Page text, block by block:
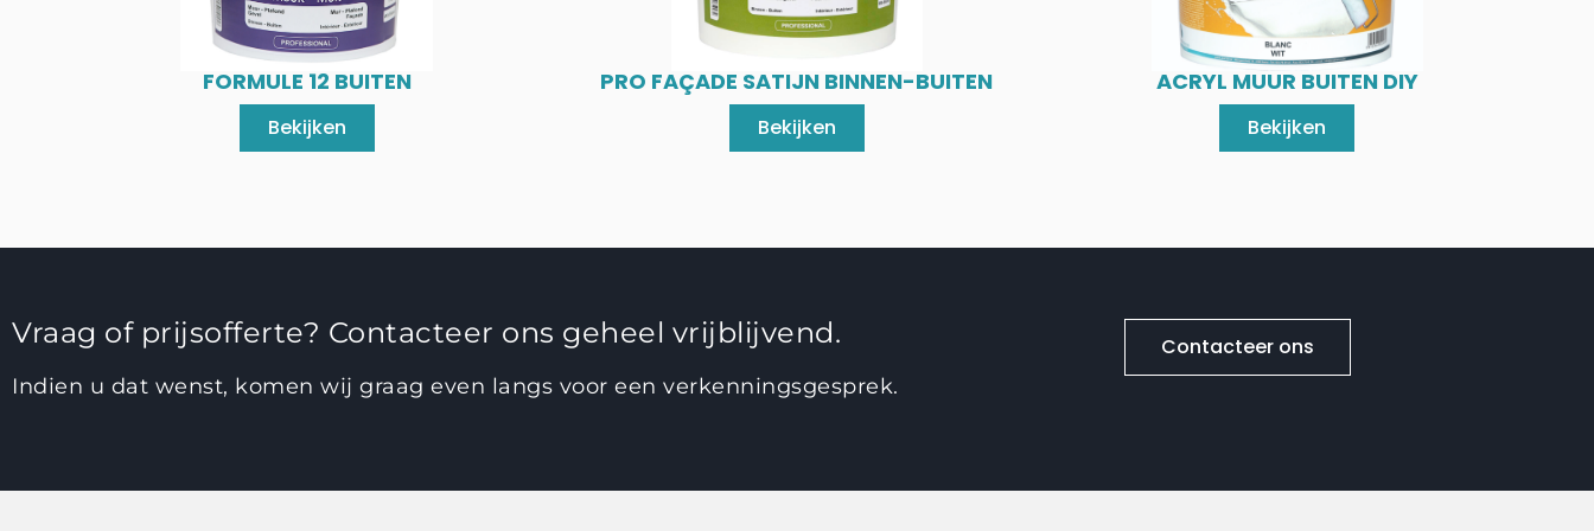
FORMULE 12 BUITEN
Bekijken
PRO FAÇADE SATIJN BINNEN-BUITEN
Bekijken
ACRYL MUUR BUITEN DIY
Bekijken
Vraag of prijsofferte? Contacteer ons geheel vrijblijvend.
Indien u dat wenst, komen wij graag even langs voor een verkenningsgesprek.
Contacteer ons